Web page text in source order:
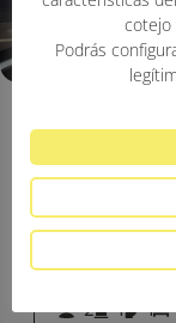
2 1 1
cotejo
Podrás